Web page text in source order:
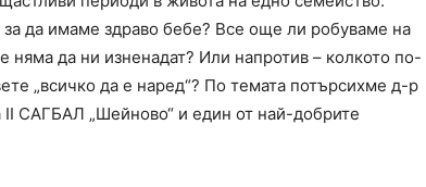
да имаме здраво бебе? Все още ли робуваме на
няма да ни изненадат? Или напротив – колкото по-
„всичко да е наред“? По темата потърсихме д-р
САГБАЛ „Шейново“ и един от най-добрите